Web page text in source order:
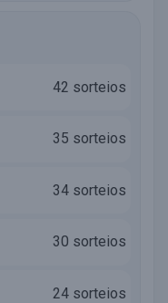
42 sorteios
35 sorteios
34 sorteios
30 sorteios
24 sorteios